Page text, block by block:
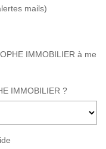
mails)
IMMOBILIER à me
IMMOBILIER ?